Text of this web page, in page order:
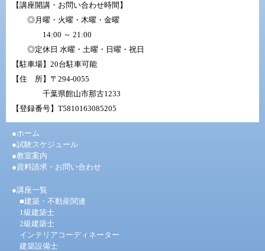
【講座開講・お問い合わせ時間】
◎月曜・火曜・木曜・金曜
14:00 ～ 21:00
◎定休日 水曜・土曜・日曜・祝日
【駐車場】20台駐車可能
【住 所】〒294-0055
千葉県館山市那古1233
【登録番号】T5810163085205
●ホーム
●試験スケジュール
●教室案内
●資料請求・お問い合わせ
●講座一覧
■建築・不動産関連
1級建築士
2級建築士
インテリアコーディネーター
建築設備士